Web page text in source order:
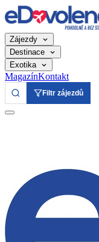
Zájezdy
Destinace
Exotika
MagazínKontakt
Filtr zájezdů